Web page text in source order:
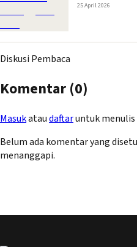
25 April 2026
Diskusi Pembaca
Komentar (0)
Masukataudaftaruntuk
Belum ada komentar yang
menanggapi.